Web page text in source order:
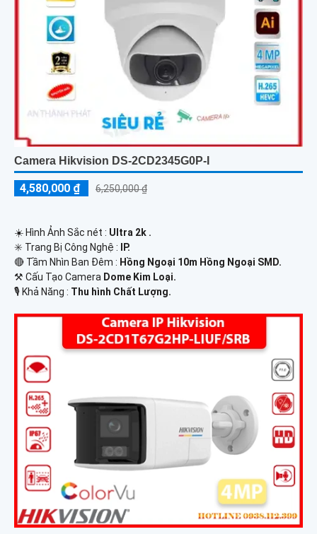
Camera Hikvision DS-2CD2345G0P-I
4,580,000 ₫ 6,250,000 ₫
☀️ Hình Ảnh Sắc nét : Ultra 2k .
✳️ Trang Bị Công Nghệ :
IP.
🔴 Tầm Nhìn Ban Đêm : Hồng Ngoại 10m Hồng Ngoại SMD.
⚒ Cấu Tạo Camera Dome Kim Loại.
️🎙 Khả Năng : Thu hình Chất Lượng.